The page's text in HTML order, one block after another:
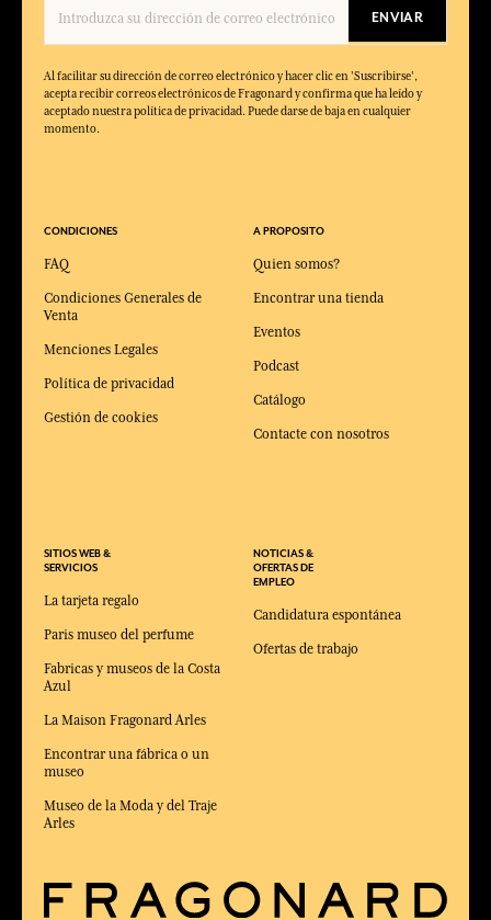
ENVIAR
Al facilitar su dirección de correo electrónico y hacer clic en 'Suscribirse',
acepta recibir correos electrónicos de Fragonard y confirma que ha leído y
aceptado nuestra política de privacidad. Puede darse de baja en cualquier
momento.
CONDICIONES
FAQ
Condiciones Generales de
Venta
Menciones Legales
Política de privacidad
Gestión de cookies
SITIOS WEB &
SERVICIOS
La tarjeta regalo
Paris museo del perfume
Fabricas y museos de la Costa
Azul
La Maison Fragonard Arles
Encontrar una fábrica o un
museo
Museo de la Moda y del Traje
Arles
A PROPOSITO
Quien somos?
Encontrar una tienda
Eventos
Podcast
Catálogo
Contacte con nosotros
NOTICIAS &
OFERTAS DE
EMPLEO
Candidatura espontánea
Ofertas de trabajo